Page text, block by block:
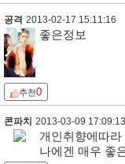
공격 2013-02-17 15:11:16
좋은정보
추천0
콘파치 2013-03-09 17:09:13
개인취향에따라
나에겐 매우 좋